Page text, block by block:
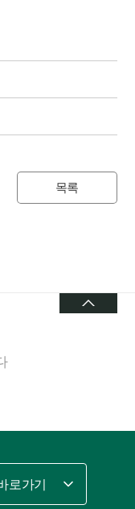
목록
로가기